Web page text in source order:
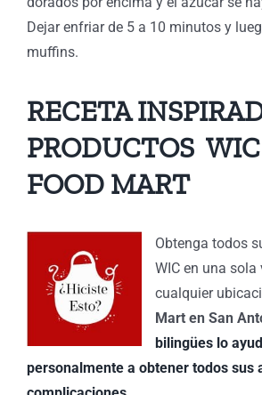
Dejar enfriar de 5 a 10 minutos y
muffins.
RECETA
PRODUCTOS
FOOD MART
Obtenga todos
WIC en una sola
cualquier
Mart en San
bilingües lo
personalmente a obtener todos sus